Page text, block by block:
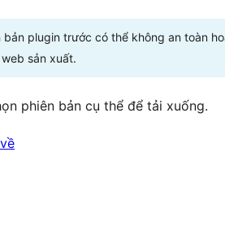
bản plugin trước có thể không an toàn
sản xuất.
phiên bản cụ thể để tải xuống.